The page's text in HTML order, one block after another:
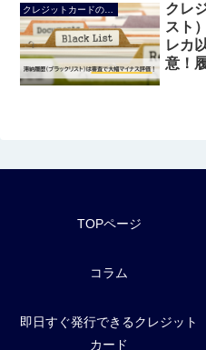
クレジットカードの使い方
クレ
スト
レカ
意！
TOPページ
コラム
即日すぐ発行できるクレジット
カード